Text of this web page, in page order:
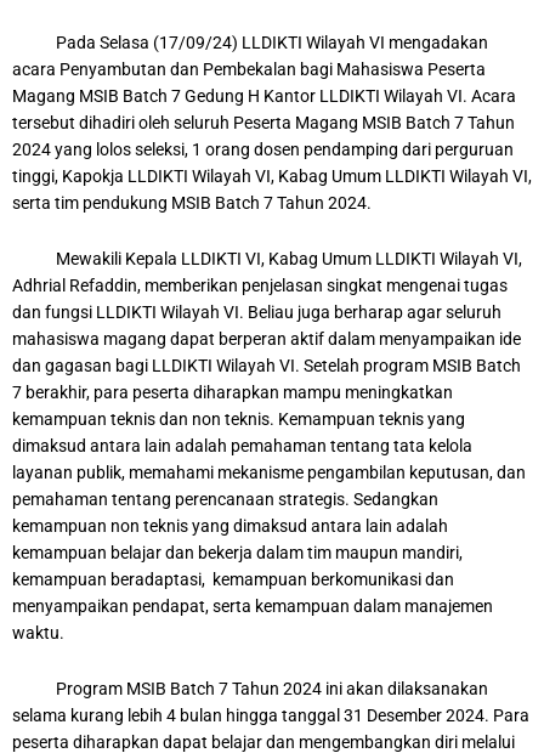
Pada Selasa (17/09/24) LLDIKTI Wilayah VI mengadakan
acara Penyambutan dan Pembekalan bagi Mahasiswa Peserta
Magang MSIB Batch 7 Gedung H Kantor LLDIKTI Wilayah VI. Acara
tersebut dihadiri oleh seluruh Peserta Magang MSIB Batch 7 Tahun
2024 yang lolos seleksi, 1 orang dosen pendamping dari perguruan
tinggi, Kapokja LLDIKTI Wilayah VI, Kabag Umum LLDIKTI Wilayah VI,
serta tim pendukung MSIB Batch 7 Tahun 2024.
Mewakili Kepala LLDIKTI VI, Kabag Umum LLDIKTI Wilayah VI,
Adhrial Refaddin, memberikan penjelasan singkat mengenai tugas
dan fungsi LLDIKTI Wilayah VI. Beliau juga berharap agar seluruh
mahasiswa magang dapat berperan aktif dalam menyampaikan ide
dan gagasan bagi LLDIKTI Wilayah VI. Setelah program MSIB Batch
7 berakhir, para peserta diharapkan mampu meningkatkan
kemampuan teknis dan non teknis. Kemampuan teknis yang
dimaksud antara lain adalah pemahaman tentang tata kelola
layanan publik, memahami mekanisme pengambilan keputusan, dan
pemahaman tentang perencanaan strategis. Sedangkan
kemampuan non teknis yang dimaksud antara lain adalah
kemampuan belajar dan bekerja dalam tim maupun mandiri,
kemampuan beradaptasi, kemampuan berkomunikasi dan
menyampaikan pendapat, serta kemampuan dalam manajemen
waktu.
Program MSIB Batch 7 Tahun 2024 ini akan dilaksanakan
selama kurang lebih 4 bulan hingga tanggal 31 Desember 2024. Para
peserta diharapkan dapat belajar dan mengembangkan diri melalui